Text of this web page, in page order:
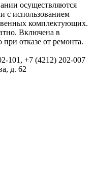
осуществляются
с использованием
комплектующих.
Включена в
при отказе от ремонта.
101, +7 (4212) 202-007
д. 62